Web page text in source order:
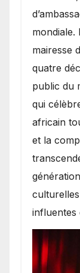
mondiale.
mairesse
quatre
public du
qui
africain
et la
influentes